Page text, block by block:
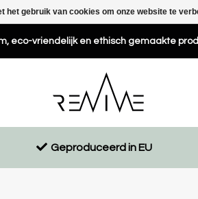
eco-vriendelijk en ethisch gemaakte
Geproduceerd in EU
het gebruik van cookies om onze website te